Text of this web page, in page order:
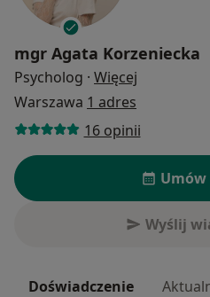
mgr Agata Korzeniecka
Psycholog · Więcej
Warszawa 1 adres
16 opinii
Wyślij
Doświadczenie